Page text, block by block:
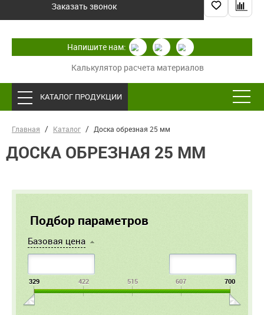
Заказать звонок
Калькулятор расчета материалов
Напишите нам:
КАТАЛОГ ПРОДУКЦИИ
Главная Каталог Доска обрезная 25 мм
ДОСКА ОБРЕЗНАЯ 25 ММ
Подбор параметров
Базовая цена
329 422 515 607 700